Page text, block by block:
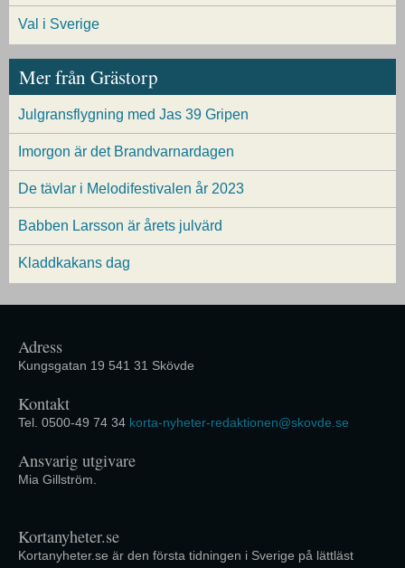
Val i Sverige
Mer från Grästorp
Julgransflygning med Jas 39 Gripen
Imorgon är det Brandvarnardagen
De tävlar i Melodifestivalen år 2023
Babben Larsson är årets julvärd
Kladdkakans dag
Adress
Kungsgatan 19 541 31 Skövde
Kontakt
Tel. 0500-49 74 34 korta-nyheter-redaktionen@skovde.se
Ansvarig utgivare
Mia Gillström.
Kortanyheter.se
Kortanyheter.se är den första tidningen i Sverige på lättläst